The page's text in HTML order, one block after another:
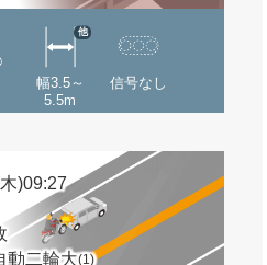
幅3.5～
5.5m
他
信号なし
)09:27
動二輪大(1)